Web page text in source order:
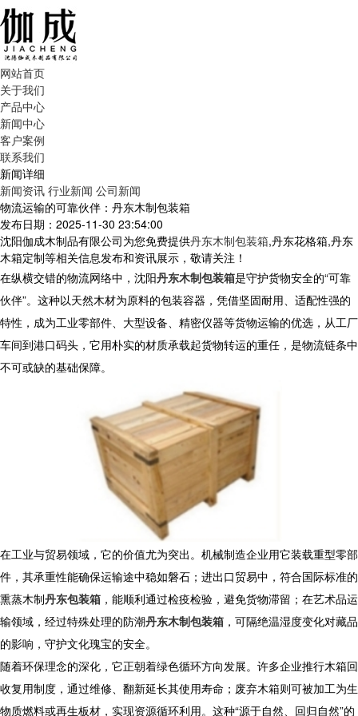
网站首页
关于我们
产品中心
新闻中心
客户案例
联系我们
新闻详细
新闻资讯 行业新闻 公司新闻
物流运输的可靠伙伴：丹东木制包装箱
发布日期：2025-11-30 23:54:00
沈阳伽成木制品有限公司为您免费提供丹东木制包装箱,丹东花格箱,丹东
木箱定制等相关信息发布和资讯展示，敬请关注！
在纵横交错的物流网络中，沈阳丹东木制包装箱是守护货物安全的“可靠
伙伴”。这种以天然木材为原料的包装容器，凭借坚固耐用、适配性强的
特性，成为工业零部件、大型设备、精密仪器等货物运输的优选，从工厂
车间到港口码头，它用朴实的材质承载起货物转运的重任，是物流链条中
不可或缺的基础保障。
在工业与贸易领域，它的价值尤为突出。机械制造企业用它装载重型零部
件，其承重性能确保运输途中稳如磐石；进出口贸易中，符合国际标准的
熏蒸木制丹东包装箱 ，能顺利通过检疫检验，避免货物滞留；在艺术品运
输领域，经过特殊处理的防潮丹东木制包装箱 ，可隔绝温湿度变化对藏品
的影响，守护文化瑰宝的安全。
随着环保理念的深化，它正朝着绿色循环方向发展。许多企业推行木箱回
收复用制度，通过维修、翻新延长其使用寿命；废弃木箱则可被加工为生
物质燃料或再生板材，实现资源循环利用。这种“源于自然、回归自然”的